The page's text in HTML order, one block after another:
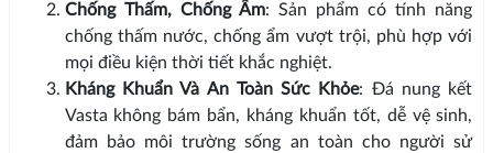
Chống Thấm, Chống Ẩm: Sản phẩm có tính năng
chống thấm nước, chống ẩm vượt trội, phù hợp với
mọi điều kiện thời tiết khắc nghiệt.
Kháng Khuẩn Và An Toàn Sức Khỏe: Đá nung kết
Vasta không bám bẩn, kháng khuẩn tốt, dễ vệ sinh,
đảm bảo môi trường sống an toàn cho người sử